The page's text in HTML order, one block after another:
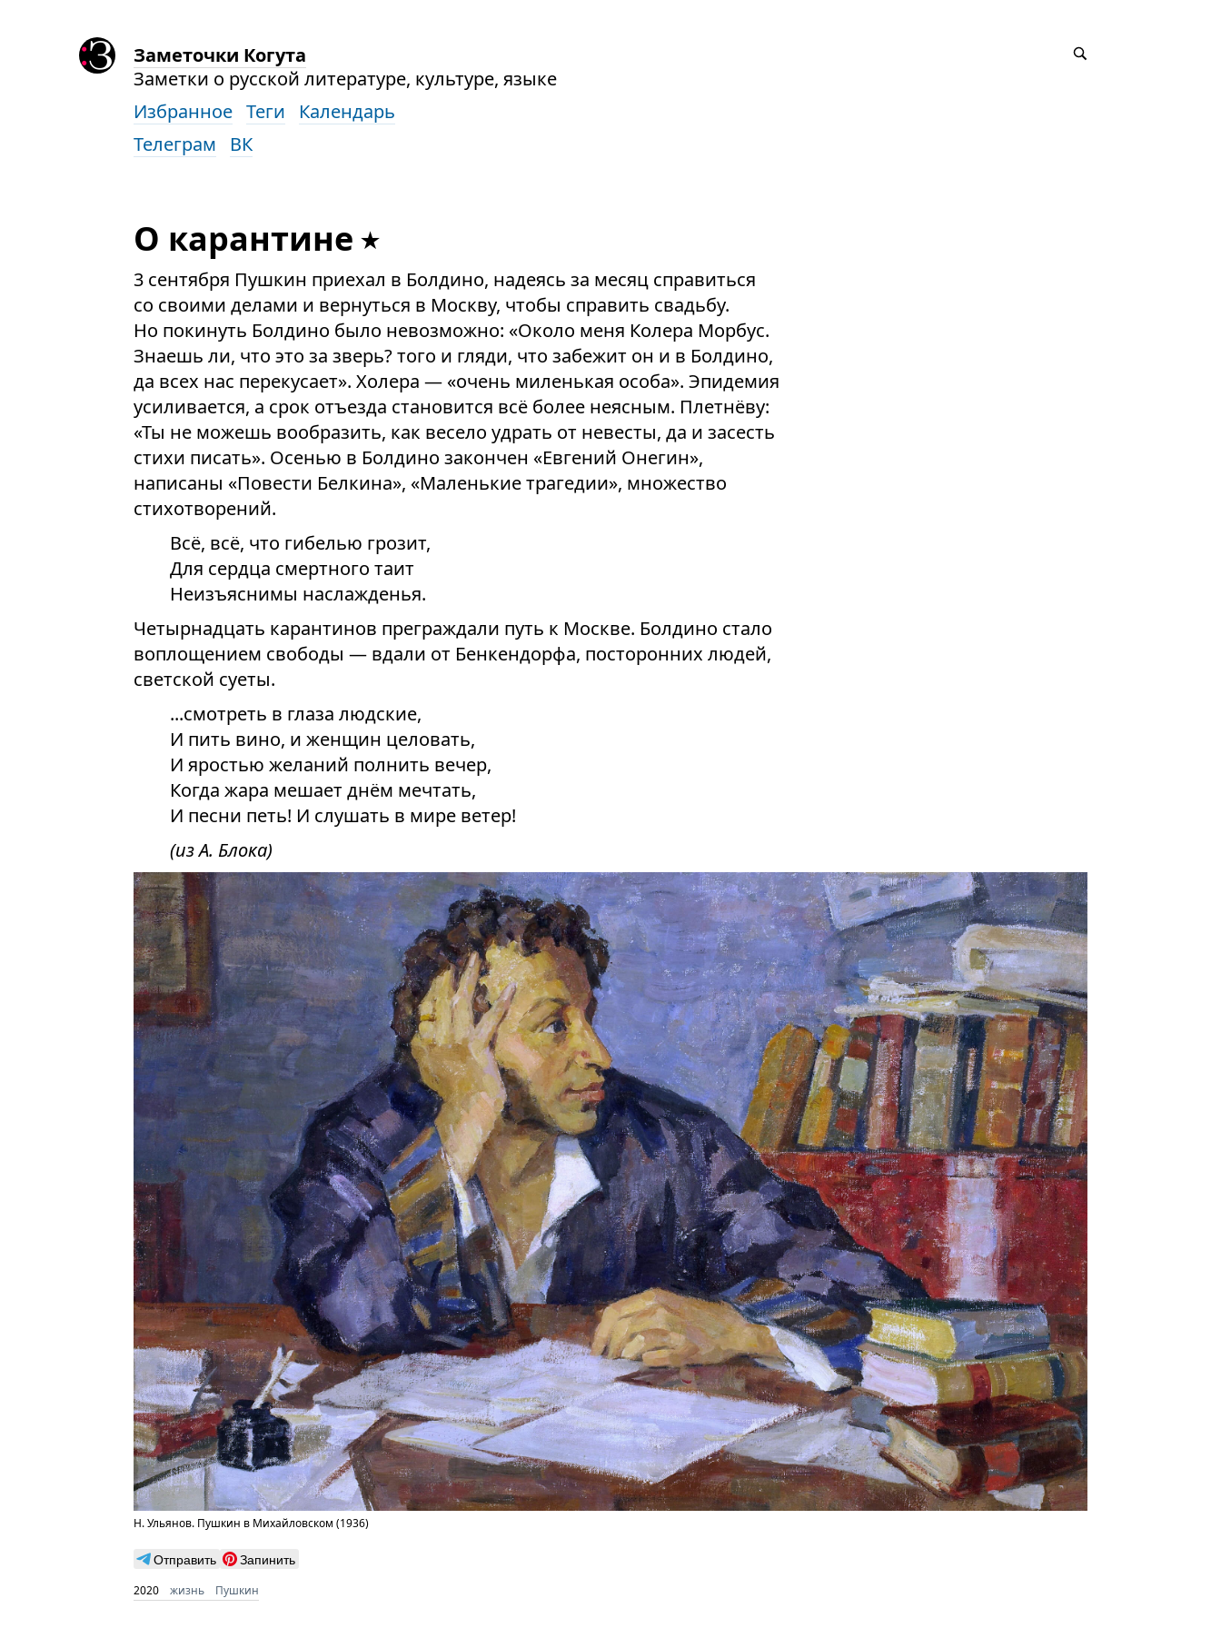
Заметочки Когута
Заметки о русской литературе, культуре, языке
Избранное Теги
Календарь
Телеграм
ВК
О карантине
3 сентября Пушкин приехал в Болдино, надеясь за месяц справиться
со своими делами и вернуться в Москву, чтобы справить свадьбу.
Но покинуть Болдино было невозможно: «Около меня Колера Морбус.
Знаешь ли, что это за зверь? того и гляди, что забежит он и в Болдино,
да всех нас перекусает». Холера — «очень миленькая особа». Эпидемия
усиливается, а срок отъезда становится всё более неясным. Плетнёву:
«Ты не можешь вообразить, как весело удрать от невесты, да и засесть
стихи писать». Осенью в Болдино закончен «Евгений Онегин»,
написаны «Повести Белкина», «Маленькие трагедии», множество
стихотворений.
Всё, всё, что гибелью грозит,
Для сердца смертного таит
Неизъяснимы наслажденья.
Четырнадцать карантинов преграждали путь к Москве. Болдино стало
воплощением свободы — вдали от Бенкендорфа, посторонних людей,
светской суеты.
...смотреть в глаза людские,
И пить вино, и женщин целовать,
И яростью желаний полнить вечер,
Когда жара мешает днём мечтать,
И песни петь! И слушать в мире ветер!
(из А. Блока)
Н.Ульянов. Пушкин в Михайловском (1936)
Отправить Запинить
2020 жизнь Пушкин